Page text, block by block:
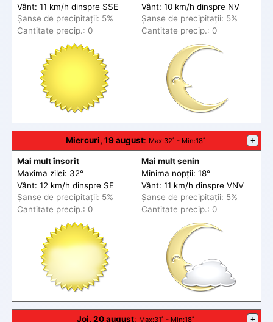
Vânt: 11 km/h dinspre SSE
Șanse de precipitații: 5%
Cantitate precip.: 0
Vânt: 10 km/h dinspre NV
Șanse de precipitații: 5%
Cantitate precip.: 0
Miercuri, 19 august: Max:32˚ - Min:18˚ +
Mai mult însorit
Maxima zilei: 32°
Vânt: 12 km/h dinspre SE
Șanse de precipitații: 5%
Cantitate precip.: 0
Mai mult senin
Minima nopții: 18°
Vânt: 11 km/h dinspre VNV
Șanse de precipitații: 5%
Cantitate precip.: 0
Joi, 20 august: Max:31˚ - Min:18˚ +